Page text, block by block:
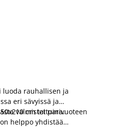
luoda rauhallisen ja
eri sävyissä ja
valmistettuina.
cm tai parivuoteen
helppo yhdistää